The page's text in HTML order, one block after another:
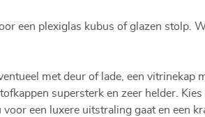
een plexiglas kubus of glazen stolp.
met deur of lade, een vitrinekap
supersterk en zeer helder.
een luxere uitstraling gaat en een